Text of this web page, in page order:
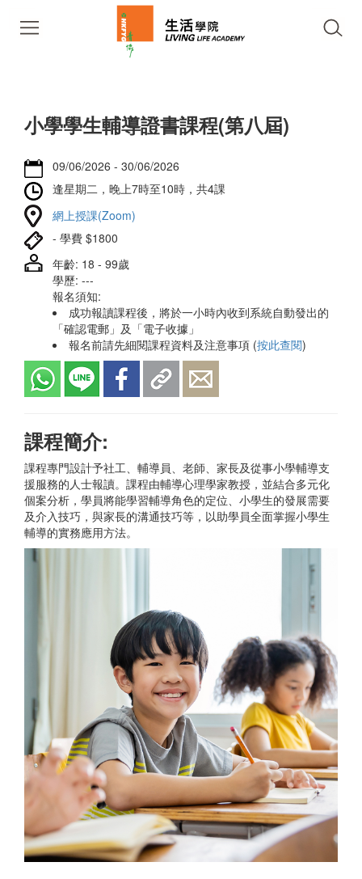
小學學生輔導證書課程(第八屆)
09/06/2026 - 30/06/2026
逢星期二，晚上7時至10時，共4課
網上授課(Zoom)
- 學費 $1800
年齡: 18 - 99歲
學歷: ---
報名須知:
成功報讀課程後，將於一小時內收到系統自動發出的
「確認電郵」及「電子收據」
報名前請先細閱課程資料及注意事項 (按此查閱)
課程簡介:
課程專門設計予社工、輔導員、老師、家長及從事小學輔導支
援服務的人士報讀。課程由輔導心理學家教授，並結合多元化
個案分析，學員將能學習輔導角色的定位、小學生的發展需要
及介入技巧，與家長的溝通技巧等，以助學員全面掌握小學生
輔導的實務應用方法。